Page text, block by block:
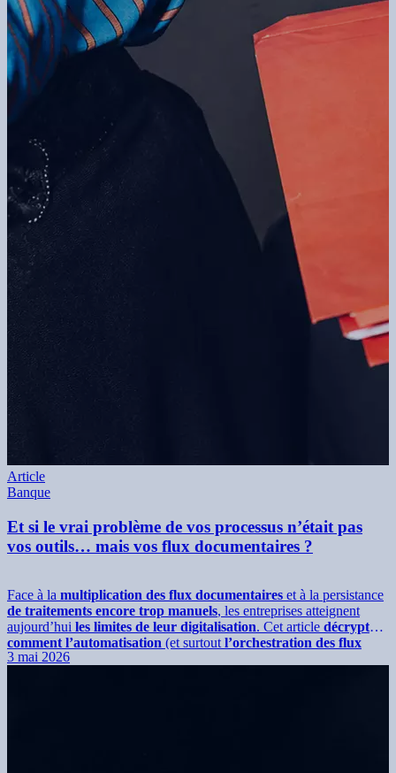
Article
Banque
Et si le vrai problème de vos processus n’était pas
vos outils… mais vos flux documentaires ?
Face à la multiplication des flux documentaires et à la persistance
de traitements encore trop manuels, les entreprises atteignent
aujourd’hui les limites de leur digitalisation. Cet article décrypte
comment l’automatisation (et surtout l’orchestration des flux
documentaires
3 mai 2026